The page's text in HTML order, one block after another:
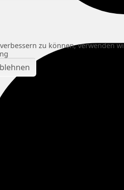
zu können, verwenden